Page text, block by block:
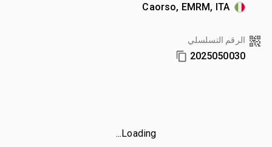
Caorso, EMRM, ITA
الرقم التسلسلي
2025050030
Loading...